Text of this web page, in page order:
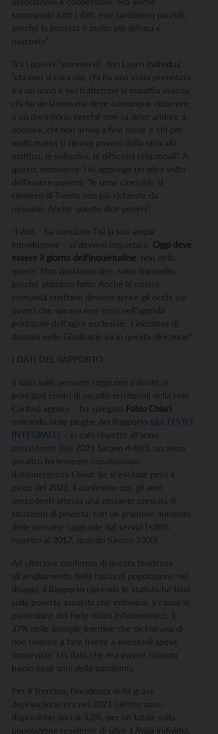
sommando tutti i dati, essi sarebbero parziali,
perché la povertà è molto più diffusa e
nascosta”.
Tra i poveri “sommersi”, don Lauro individua
“chi non si cura più, chi ha una visita prenotata
tra un anno e nel frattempo la malattia avanza,
chi ha un lavoro ma deve comunque ricorrere
a un dormitorio perché non sa dove andare a
dormire, chi non arriva a fine mese e chi per
molti motivi si ritrova povero dalla sera alla
mattina, le solitudini, le difficoltà relazionali”. A
questi, monsignor Tisi aggiunge un altro volto
dell’essere povero: “le urne cinerarie al
cimitero di Trento non più richieste da
nessuno. Anche questo dice poveri”.
“I dati – ha concluso Tisi la sua ampia
introduzione – ci devono inquietare. Oggi deve
essere il giorno dell’inquietudine , non della
quiete. Non possiamo dire: sono tranquillo
perché abbiamo fatto. Anche le nostre
comunità cristiane devono aprire gli occhi sui
poveri che spesso non sono nell’agenda
principale dell’agire ecclesiale. L’iniziativa di
domani nelle Giudicarie va in questa direzione”.
I DATI DEL RAPPORTO
Il dato sulle persone raggiunte (riferito ai
principali centri di ascolto territoriali della rete
Caritas) appare – ha spiegato Fabio Chiari
entrando nelle pieghe del Rapporto (qui TESTO
INTEGRALE) – in calo rispetto all’anno
precedente (nel 2021 furono 4.400), un anno
peraltro fortemente condizionato
dall’emergenza Covid. Se si esclude però il
picco del 2021, il confronto con gli anni
precedenti attesta una costante crescita di
situazioni di povertà, con un graduale aumento
delle persone raggiunte dai servizi (+30%
rispetto al 2017, quando furono 2300).
Ad ulteriore conferma di questa tendenza
all’ampliamento della fascia di popolazione nel
disagio, il Rapporto riprende le statistiche Istat
sulla povertà assoluta che individua, a causa in
particolare del forte rialzo inflazionistico, il
37% delle famiglie trentine che dichiarano di
non riuscire a fare fronte a eventuali spese
impreviste. Un dato che era invece rimasto
basso negli anni della pandemia.
Per il Trentino, l’incidenza della grave
deprivazione era nel 2021 (ultimo anno
disponibile) pari al 3,2%, per un totale sulla
popolazione residente di oltre 17mila individui.